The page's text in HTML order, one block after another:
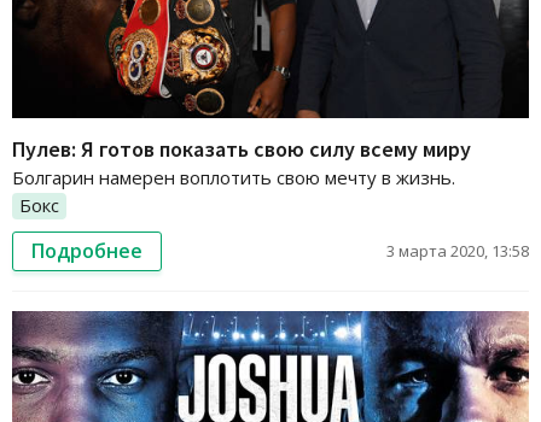
Пулев: Я готов показать свою силу всему миру
Болгарин намерен воплотить свою мечту в жизнь.
Бокс
Подробнее 3 марта 2020, 13:58